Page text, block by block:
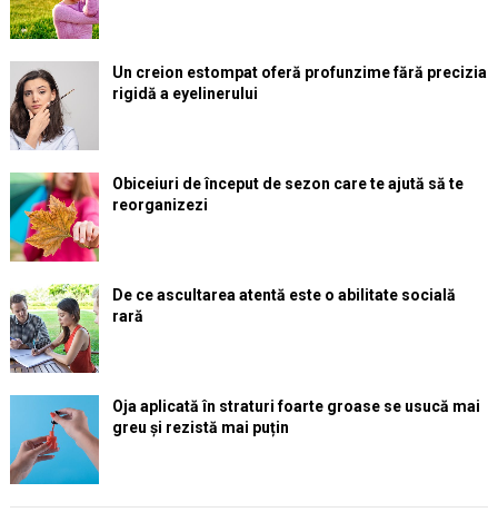
Un creion estompat oferă profunzime fără precizia
rigidă a eyelinerului
Obiceiuri de început de sezon care te ajută să te
reorganizezi
De ce ascultarea atentă este o abilitate socială
rară
Oja aplicată în straturi foarte groase se usucă mai
greu și rezistă mai puțin